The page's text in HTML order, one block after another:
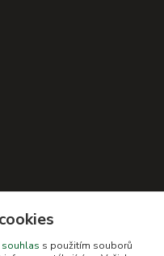
souhlas s použitím souborů